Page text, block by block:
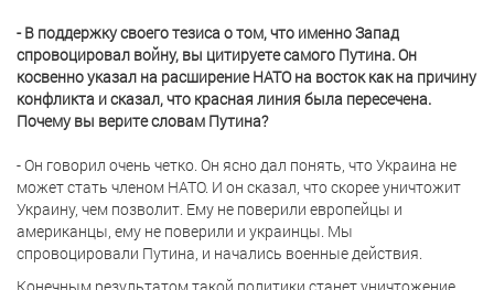
- В поддержку своего тезиса о том, что именно Запад
спровоцировал войну, вы цитируете самого Путина. Он
косвенно указал на расширение НАТО на восток как на причину
конфликта и сказал, что красная линия была пересечена.
Почему вы верите словам Путина?
- Он говорил очень четко. Он ясно дал понять, что Украина не
может стать членом НАТО. И он сказал, что скорее уничтожит
Украину, чем позволит. Ему не поверили европейцы и
американцы, ему не поверили и украинцы. Мы
спровоцировали Путина, и начались военные действия.